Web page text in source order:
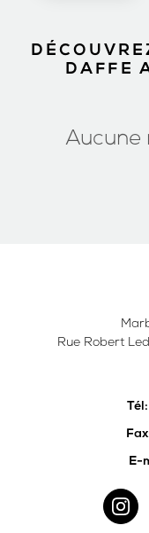
DAFFE
Aucune
Rue Robert
Tél:
E-